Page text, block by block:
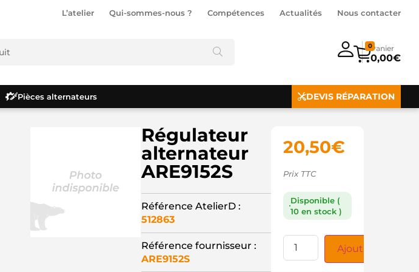
L’atelier Qui-sommes-nous ? Compétences Actualités Nous contacter
0,00€
0
Pièces alternateurs DEVIS RÉPARATION
Régulateur
alternateur
ARE9152S
Référence AtelierD :
512863
Référence fournisseur :
ARE9152S
20,50€
Prix TTC
Disponible (
10 en stock )
Ajouter au